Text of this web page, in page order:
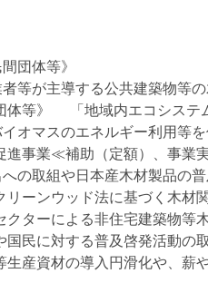
団体等》
が主導する公共建築物等
等》 「地域内エコシステ
オマスのエネルギー利用等
進事業≪補助（定額）、事
の取組や日本産木材製品の
ンウッド法に基づく木材
ターによる非住宅建築物
に対する普及啓発活動の
産資材の導入円滑化や、薪